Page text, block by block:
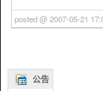
公告
posted @ 2007-05-21